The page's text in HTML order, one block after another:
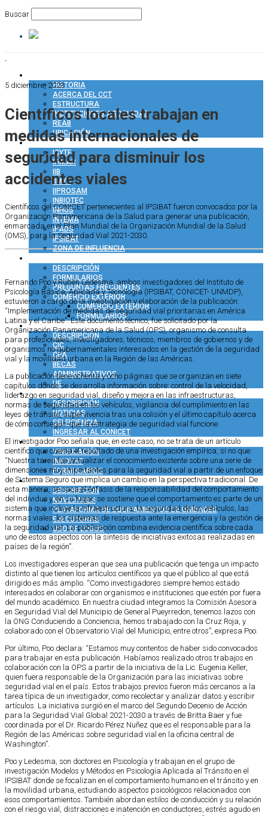
Buscar
HISTORIA
ACERCA DEL CCT
ESTRUCTURA
INSTITUCIONES ASOCIADAS
REAB
UBICACIÓN
INVESTIGACIÓN
ICYTE
IFIMAR
IIB
IIMYC
IIPROSAM
INBIOTEC
INHUS
INTEMA
IPADS
IPSIBAT
ZONA DE INFLUENCIA
DESCRIPCIÓN
FORMULARIOS
PREGUNTAS FRECUENTES
COMERCIO EXTERIOR
COMERCIO EXTERIOR
FORMULARIOS
RRHH
DESCRIPCIÓN
CIC
CPA
BECAS
ADMINISTRATIVOS
UE
COMUNICACIÓN
DESCRIPCIÓN
NOTICIAS
SELFICIENCIA
INGRESAR AL CONICET
VINCULACIÓN TECNOLÓGICA
VINCULACIÓN
INNOVAT
FORMULARIOS
COMUNIDAD CONICET
DESCRIPCIÓN
NOVEDADES
PLATAFORMA DE EQUIPAMIENTOS DE UNIDADES
EJECUTORAS
USO DE LOGOS
5 diciembre, 2023
Científicos locales trabajan en
medidas internacionales de
seguridad para disminuir los
accidentes viales
Científicos del CONICET pertenecientes al IPSIBAT fueron convocados por la
Organización Panamericana de la Salud para generar una publicación,
enmarcada en el Plan Mundial de la Organización Mundial de la Salud
(OMS), para la Seguridad Vial 2021-2030.
Fernando Poo y Rubén Ledesma, ambos investigadores del Instituto de
Psicología Básica, Aplicada y Tecnología (IPSIBAT, CONICET- UNMDP),
estuvieron a cargo de la investigación y elaboración de la publicación:
“Implementación de medidas de seguridad vial prioritarias en América
Latina y el Caribe”. Este documento técnico, fue solicitado por la
Organización Panamericana de la Salud (OPS), organismo de consulta
para profesionales, investigadores, técnicos, miembros de gobiernos y de
organismos no gubernamentales interesados en la gestión de la seguridad
vial y la movilidad urbana en la Región de las Américas.
La publicación tiene ochenta y ocho páginas que se organizan en siete
capítulos donde se desarrolla información sobre: control de la velocidad,
liderazgo en seguridad vial, diseño y mejora en las infraestructuras,
normas de seguridad en los vehículos, vigilancia del cumplimiento en las
leyes de tránsito, supervivencia tras una colisión y el último capítulo acerca
de cómo conseguir que la estrategia de seguridad vial funcione.
El investigador Poo señala que, en este caso, no se trata de un artículo
científico que cuenta el resultado de una investigación empírica, si no que:
“Nuestra tarea fue actualizar el conocimiento existente sobre una serie de
dimensiones muy importantes para la seguridad vial a partir de un enfoque
de Sistema Seguro que implica un cambio en la perspectiva tradicional. De
esta manera, se saca el énfasis de la responsabilidad del comportamiento
del individuo y, en su lugar, se sostiene que el comportamiento es parte de un
sistema que incluye la infraestructura, la seguridad de los vehículos, las
normas viales, los sistemas de respuesta ante la emergencia y la gestión de
la seguridad vial. La publicación combina evidencia científica sobre cada
uno de estos aspectos con la síntesis de iniciativas exitosas realizadas en
países de la región”.
Los investigadores esperan que sea una publicación que tenga un impacto
distinto al que tienen los artículos científicos ya que el público al que está
dirigido es más amplio. “Como investigadores siempre hemos estado
interesados en colaborar con organismos e instituciones que estén por fuera
del mundo académico. En nuestra ciudad integramos la Comisión Asesora
en Seguridad Vial del Municipio de General Pueyrredon, tenemos lazos con
la ONG Conduciendo a Conciencia, hemos trabajado con la Cruz Roja, y
colaborado con el Observatorio Vial del Municipio, entre otros”, expresa Poo.
Por último, Poo declara: “Estamos muy contentos de haber sido convocados
para trabajar en esta publicación. Habíamos realizado otros trabajos en
colaboración con la OPS a partir de la iniciativa de la Lic. Eugenia Keller,
quien fuera responsable de la Organización para las iniciativas sobre
seguridad vial en el país. Estos trabajos previos fueron más cercanos a la
tarea típica de un investigador, como recolectar y analizar datos y escribir
artículos. La iniciativa surgió en el marco del Segundo Decenio de Acción
para la Seguridad Vial Global 2021-2030 a través de Britta Baer y fue
coordinada por el Dr. Ricardo Pérez Nuñez que es el responsable para la
Región de las Américas sobre seguridad vial en la oficina central de
Washington”.
Poo y Ledesma, son doctores en Psicología y trabajan en el grupo de
investigación Modelos y Métodos en Psicología Aplicada al Tránsito en el
IPSIBAT donde se focalizan en el comportamiento humano en el tránsito y en
la movilidad urbana, estudiando aspectos psicológicos relacionados con
esos comportamientos. También abordan estilos de conducción y su relación
con el riesgo vial, distracciones e inatención en conductores, estrés agudo en